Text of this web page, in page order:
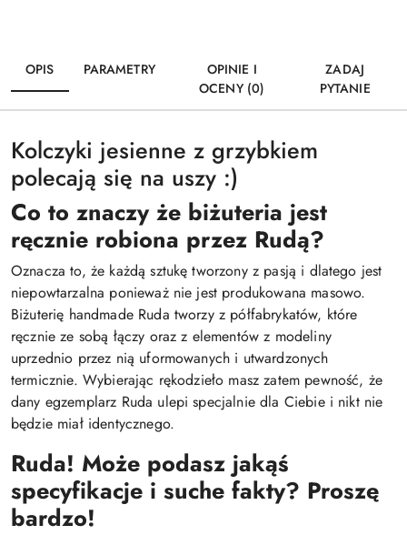
OPIS PARAMETRY
OPINIE I
OCENY (0)
ZADAJ
PYTANIE
Kolczyki jesienne z grzybkiem
polecają się na uszy :)
Co to znaczy że biżuteria jest
ręcznie robiona przez Rudą?
Oznacza to, że każdą sztukę tworzony z pasją i dlatego jest
niepowtarzalna ponieważ nie jest produkowana masowo.
Biżuterię handmade Ruda tworzy z półfabrykatów, które
ręcznie ze sobą łączy oraz z elementów z modeliny
uprzednio przez nią uformowanych i utwardzonych
termicznie. Wybierając rękodzieło masz zatem pewność, że
dany egzemplarz Ruda ulepi specjalnie dla Ciebie i nikt nie
będzie miał identycznego.
Ruda! Może podasz jakąś
specyfikacje i suche fakty? Proszę
bardzo!